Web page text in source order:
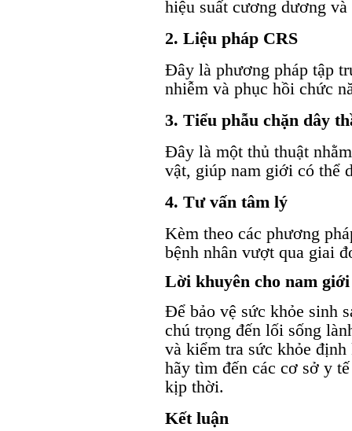
hiệu suất cương dương
2. Liệu pháp CRS
Đây là phương pháp tập
nhiễm và phục hồi chức
3. Tiểu phẫu chặn dây
Đây là một thủ thuật
vật, giúp nam giới có thể
4. Tư vấn tâm lý
Kèm theo các phương
bệnh nhân vượt qua giai
Lời khuyên cho nam giới
Để bảo vệ sức khỏe sinh
chú trọng đến lối sống
và kiểm tra sức khỏe
hãy tìm đến các cơ sở y
kịp thời.
Kết luận